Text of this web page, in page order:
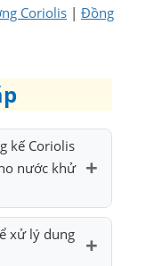
Coriolis | Đồng
kế Coriolis
nước khử
xử lý dung